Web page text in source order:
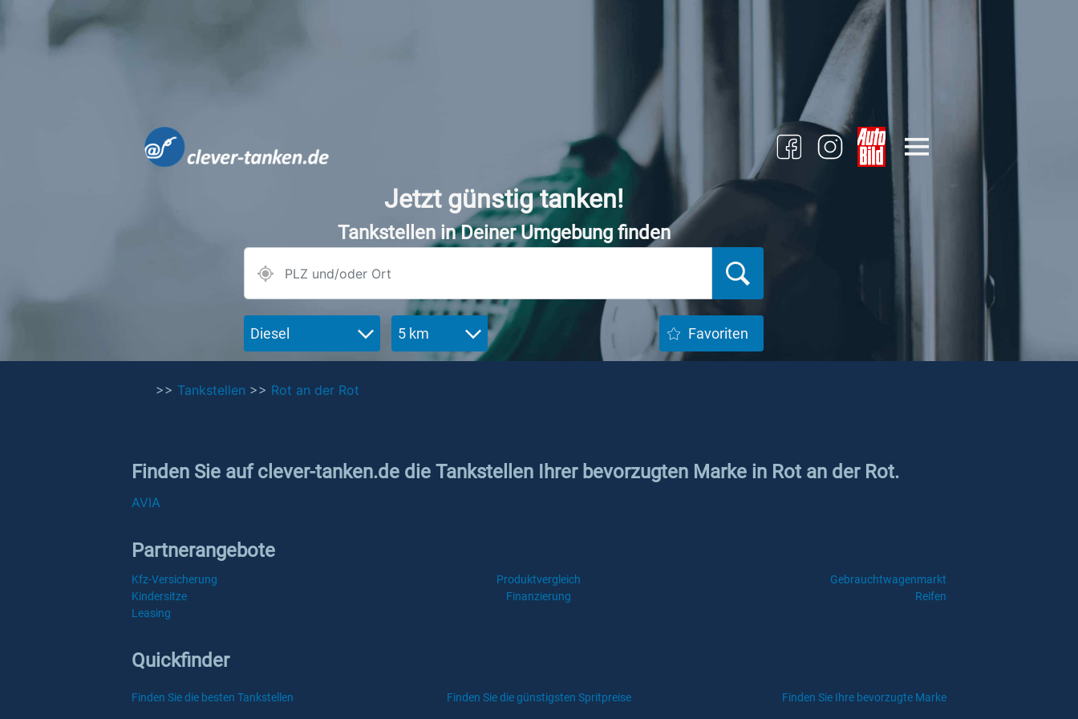
Jetzt günstig tanken!
Tankstellen in Deiner Umgebung finden
Diesel 5 km Favoriten
>> Tankstellen >> Rot an der Rot
Finden Sie auf clever-tanken.de die Tankstellen Ihrer bevorzugten Marke in Rot an der Rot.
AVIA
Partnerangebote
Kfz-Versicherung Produktvergleich
Gebrauchtwagenmarkt
Kindersitze
Finanzierung
Reifen
Leasing
Quickfinder
Finden Sie die besten Tankstellen Finden Sie die günstigsten Spritpreise Finden Sie Ihre bevorzugte Marke